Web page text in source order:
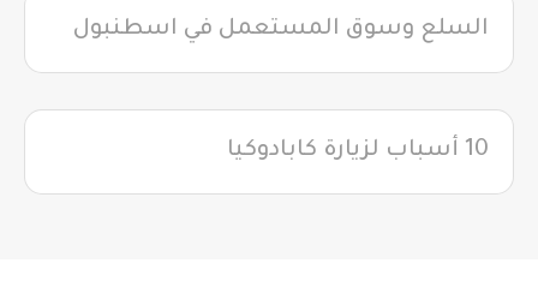
السلع وسوق المستعمل في اسطنبول
10 أسباب لزيارة كابادوكيا